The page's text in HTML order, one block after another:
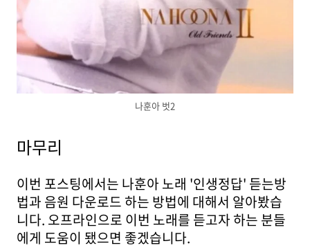
나훈아 벗2
마무리
이번 포스팅에서는 나훈아 노래 '인생정답' 듣는방
법과 음원 다운로드 하는 방법에 대해서 알아봤습
니다. 오프라인으로 이번 노래를 듣고자 하는 분들
에게 도움이 됐으면 좋겠습니다.